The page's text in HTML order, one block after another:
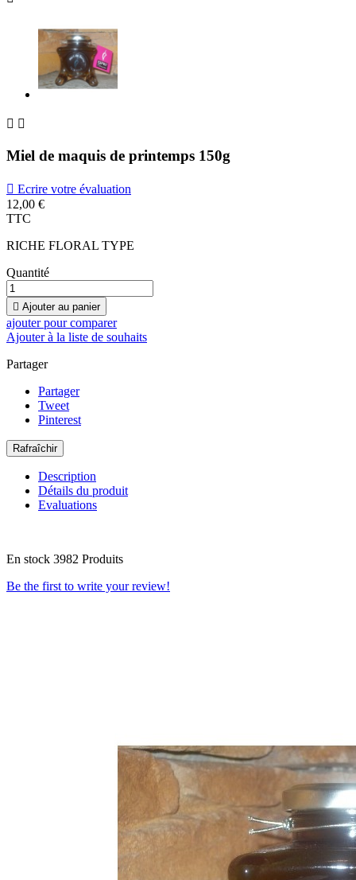
 
Miel de maquis de printemps 150g
 Ecrire votre évaluation
12,00 €
TTC
RICHE FLORAL TYPE
Quantité
 Ajouter au panier
ajouter pour comparer
Ajouter à la liste de souhaits
Partager
Partager
Tweet
Pinterest
Description
Détails du produit
Evaluations
En stock 3982 Produits
Be the first to write your review!